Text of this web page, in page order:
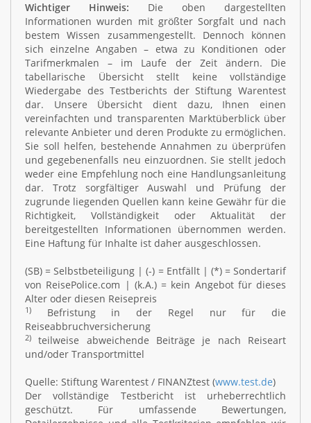
Wichtiger Hinweis: Die oben dargestellten
Informationen wurden mit größter Sorgfalt und nach
bestem Wissen zusammengestellt. Dennoch können
sich einzelne Angaben – etwa zu Konditionen oder
Tarifmerkmalen – im Laufe der Zeit ändern. Die
tabellarische Übersicht stellt keine vollständige
Wiedergabe des Testberichts der Stiftung Warentest
dar. Unsere Übersicht dient dazu, Ihnen einen
vereinfachten und transparenten Marktüberblick über
relevante Anbieter und deren Produkte zu ermöglichen.
Sie soll helfen, bestehende Annahmen zu überprüfen
und gegebenenfalls neu einzuordnen. Sie stellt jedoch
weder eine Empfehlung noch eine Handlungsanleitung
dar. Trotz sorgfältiger Auswahl und Prüfung der
zugrunde liegenden Quellen kann keine Gewähr für die
Richtigkeit, Vollständigkeit oder Aktualität der
bereitgestellten Informationen übernommen werden.
Eine Haftung für Inhalte ist daher ausgeschlossen.
(SB) = Selbstbeteiligung | (-) = Entfällt | (*) = Sondertarif
von ReisePolice.com | (k.A.) = kein Angebot für dieses
Alter oder diesen Reisepreis
1)
Befristung in der Regel nur für die
Reiseabbruchversicherung
2)
teilweise abweichende Beiträge je nach Reiseart
und/oder Transportmittel
Quelle: Stiftung Warentest / FINANZtest (www.test.de)
Der vollständige Testbericht ist urheberrechtlich
geschützt. Für umfassende Bewertungen,